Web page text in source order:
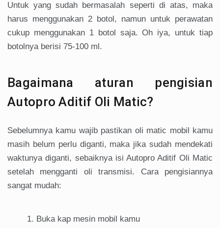
Untuk yang sudah bermasalah seperti di atas, maka
harus menggunakan 2 botol, namun untuk perawatan
cukup menggunakan 1 botol saja. Oh iya, untuk tiap
botolnya berisi 75-100 ml.
Bagaimana aturan pengisian
Autopro Aditif Oli Matic?
Sebelumnya kamu wajib pastikan oli matic mobil kamu
masih belum perlu diganti, maka jika sudah mendekati
waktunya diganti, sebaiknya isi Autopro Aditif Oli Matic
setelah mengganti oli transmisi. Cara pengisiannya
sangat mudah:
Buka kap mesin mobil kamu